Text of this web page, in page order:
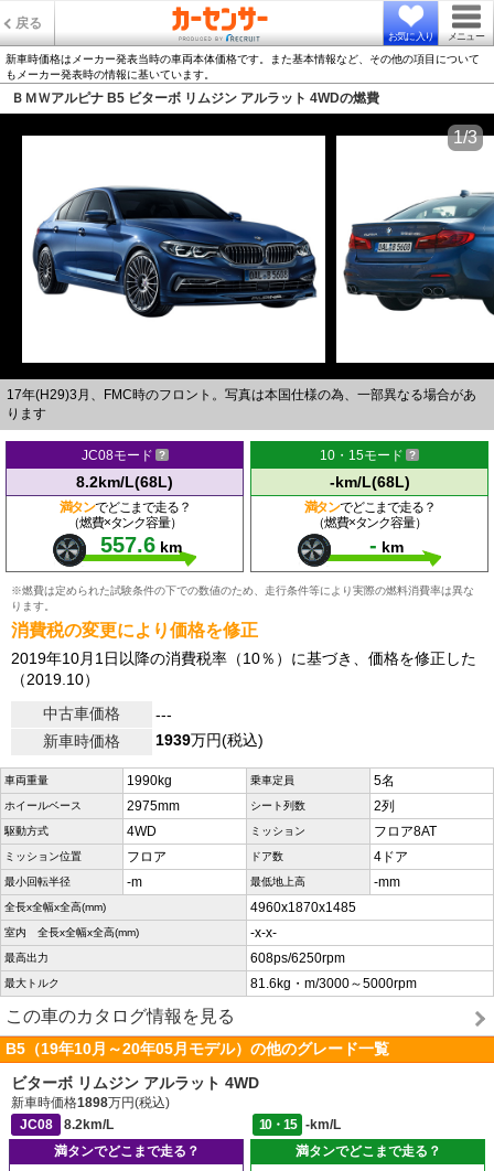
戻る
お気に入り メニュー
新車時価格はメーカー発表当時の車両本体価格です。また基本情報など、その他の項目について
もメーカー発表時の情報に基いています。
ＢＭＷアルピナ B5 ビターボ リムジン アルラット 4WDの燃費
17年(H29)3月、FMC時のフロント。写真は本国仕様の為、一部異なる場合があ
ります
1/3
JC08モード
8.2km/L(68L)
満タンでどこまで走る？
（燃費×タンク容量）
557.6 km
10・15モード
-km/L(68L)
満タンでどこまで走る？
（燃費×タンク容量）
- km
※燃費は定められた試験条件の下での数値のため、走行条件等により実際の燃料消費率は異な
ります。
消費税の変更により価格を修正
2019年10月1日以降の消費税率（10％）に基づき、価格を修正した
（2019.10）
中古車価格
---
新車時価格
1939万円(税込)
車両重量 1990kg 乗車定員 5名
ホイールベース 2975mm シート列数 2列
駆動方式 4WD ミッション フロア8AT
ミッション位置 フロア ドア数 4ドア
最小回転半径 -m 最低地上高 -mm
全長x全幅x全高(mm) 4960x1870x1485
室内 全長x全幅x全高(mm) -x-x-
最高出力 608ps/6250rpm
最大トルク 81.6kg・m/3000～5000rpm
この車のカタログ情報を見る
B5（19年10月～20年05月モデル）の他のグレード一覧
ビターボ リムジン アルラット 4WD
新車時価格1898万円(税込)
JC08
8.2km/L 10・15
-km/L
満タンでどこまで走る？
満タンでどこまで走る？